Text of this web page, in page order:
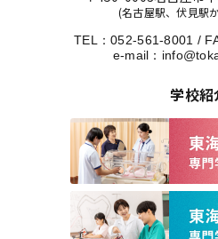
(名古屋駅、伏見駅
TEL：052-561-8001 /
e-mail：
学校紹